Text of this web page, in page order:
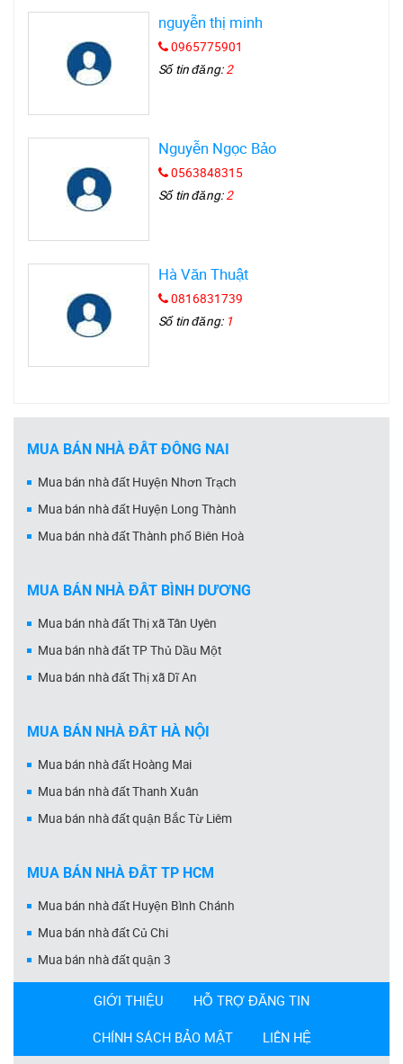
nguyễn thị minh
0965775901
Số tin đăng:2
Nguyễn Ngọc Bảo
0563848315
Số tin đăng:2
Hà Văn Thuật
0816831739
Số tin đăng: 1
MUA BÁN NHÀ ĐẤT ĐỒNG NAI
Mua bán nhà đất Huyện Nhơn Trạch
Mua bán nhà đất Huyện Long Thành
Mua bán nhà đất Thành phố Biên Hoà
MUA BÁN NHÀ ĐẤT BÌNH DƯƠNG
Mua bán nhà đất Thị xã Tân Uyên
Mua bán nhà đất TP Thủ Dầu Một
Mua bán nhà đất Thị xã Dĩ An
MUA BÁN NHÀ ĐẤT HÀ NỘI
Mua bán nhà đất Hoàng Mai
Mua bán nhà đất Thanh Xuân
Mua bán nhà đất quận Bắc Từ Liêm
MUA BÁN NHÀ ĐẤT TP HCM
Mua bán nhà đất Huyện Bình Chánh
Mua bán nhà đất Củ Chi
Mua bán nhà đất quận 3
GIỚI THIỆU HỖ TRỢ ĐĂNG TIN
CHÍNH SÁCH BẢO MẬT LIÊN HỆ